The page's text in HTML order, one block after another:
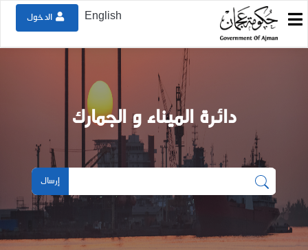
English الدخول
دائرة الميناء و الجمارك
إرسال